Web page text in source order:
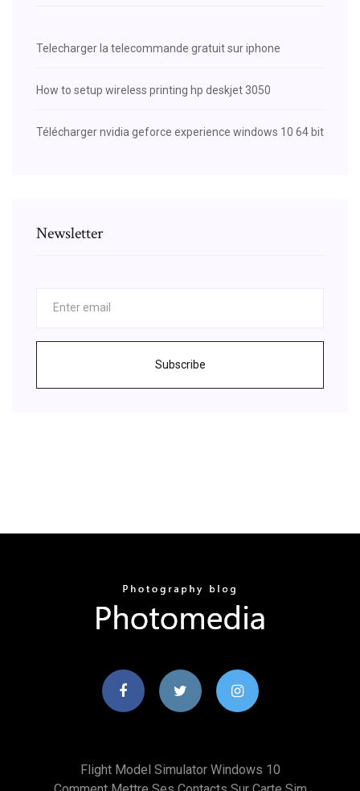
Telecharger la telecommande gratuit sur iphone
How to setup wireless printing hp deskjet 3050
Télécharger nvidia geforce experience windows 10 64 bit
Newsletter
Subscribe
Flight Model Simulator Windows 10